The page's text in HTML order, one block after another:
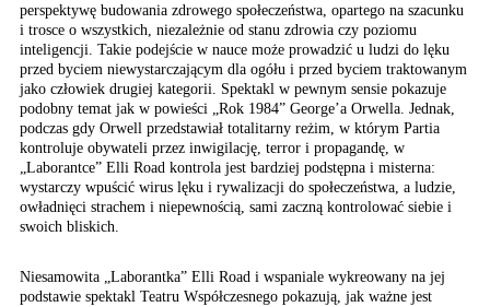
perspektywę budowania zdrowego społeczeństwa, opartego na szacunku
i trosce o wszystkich, niezależnie od stanu zdrowia czy poziomu
inteligencji. Takie podejście w nauce może prowadzić u ludzi do lęku
przed byciem niewystarczającym dla ogółu i przed byciem traktowanym
jako człowiek drugiej kategorii. Spektakl w pewnym sensie pokazuje
podobny temat jak w powieści „Rok 1984” George’a Orwella. Jednak,
podczas gdy Orwell przedstawiał totalitarny reżim, w którym Partia
kontroluje obywateli przez inwigilację, terror i propagandę, w
„Laborantce” Elli Road kontrola jest bardziej podstępna i misterna:
wystarczy wpuścić wirus lęku i rywalizacji do społeczeństwa, a ludzie,
owładnięci strachem i niepewnością, sami zaczną kontrolować siebie i
swoich bliskich.
Niesamowita „Laborantka” Elli Road i wspaniale wykreowany na jej
podstawie spektakl Teatru Współczesnego pokazują, jak ważne jest